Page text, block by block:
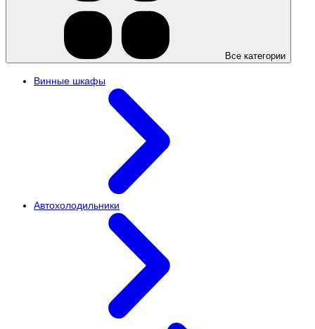
Все категории
Винные шкафы
Автохолодильники